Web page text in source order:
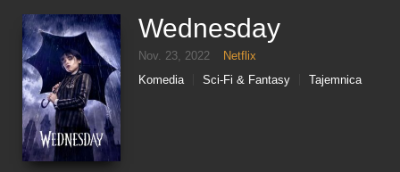
Wednesday
Nov. 23, 2022
Netflix
Komedia
Sci-Fi & Fantasy Tajemnica